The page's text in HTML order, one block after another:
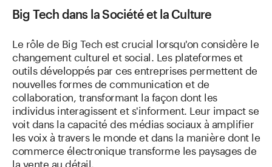
Big Tech dans la Société et la Culture
Le rôle de Big Tech est crucial lorsqu'on considère le
changement culturel et social. Les plateformes et
outils développés par ces entreprises permettent de
nouvelles formes de communication et de
collaboration, transformant la façon dont les
individus interagissent et s'informent. Leur impact se
voit dans la capacité des médias sociaux à amplifier
les voix à travers le monde et dans la manière dont le
commerce électronique transforme les paysages de
la vente au détail.